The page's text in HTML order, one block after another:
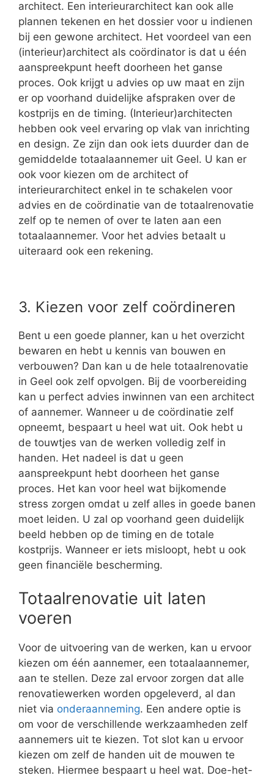
architect. Een interieurarchitect kan ook alle
plannen tekenen en het dossier voor u indienen
bij een gewone architect. Het voordeel van een
(interieur)architect als coördinator is dat u één
aanspreekpunt heeft doorheen het ganse
proces. Ook krijgt u advies op uw maat en zijn
er op voorhand duidelijke afspraken over de
kostprijs en de timing. (Interieur)architecten
hebben ook veel ervaring op vlak van inrichting
en design. Ze zijn dan ook iets duurder dan de
gemiddelde totaalaannemer uit Geel. U kan er
ook voor kiezen om de architect of
interieurarchitect enkel in te schakelen voor
advies en de coördinatie van de totaalrenovatie
zelf op te nemen of over te laten aan een
totaalaannemer. Voor het advies betaalt u
uiteraard ook een rekening.
3. Kiezen voor zelf coördineren
Bent u een goede planner, kan u het overzicht
bewaren en hebt u kennis van bouwen en
verbouwen? Dan kan u de hele totaalrenovatie
in Geel ook zelf opvolgen. Bij de voorbereiding
kan u perfect advies inwinnen van een architect
of aannemer. Wanneer u de coördinatie zelf
opneemt, bespaart u heel wat uit. Ook hebt u
de touwtjes van de werken volledig zelf in
handen. Het nadeel is dat u geen
aanspreekpunt hebt doorheen het ganse
proces. Het kan voor heel wat bijkomende
stress zorgen omdat u zelf alles in goede banen
moet leiden. U zal op voorhand geen duidelijk
beeld hebben op de timing en de totale
kostprijs. Wanneer er iets misloopt, hebt u ook
geen financiële bescherming.
Totaalrenovatie uit laten
voeren
Voor de uitvoering van de werken, kan u ervoor
kiezen om één aannemer, een totaalaannemer,
aan te stellen. Deze zal ervoor zorgen dat alle
renovatiewerken worden opgeleverd, al dan
niet via onderaanneming. Een andere optie is
om voor de verschillende werkzaamheden zelf
aannemers uit te kiezen. Tot slot kan u ervoor
kiezen om zelf de handen uit de mouwen te
steken. Hiermee bespaart u heel wat. Doe-het-